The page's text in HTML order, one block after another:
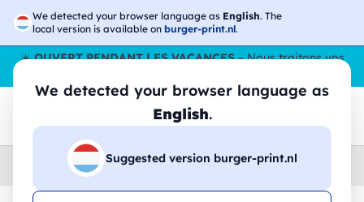
We detected your browser language as English. The
local version is available on burger-print.nl.
We detected your browser language as
English.
Suggested version burger-print.nl
☀️OUVERT PENDANT LES VACANCES– Nous traitons vos
Accessoires › gadgets-personnalises